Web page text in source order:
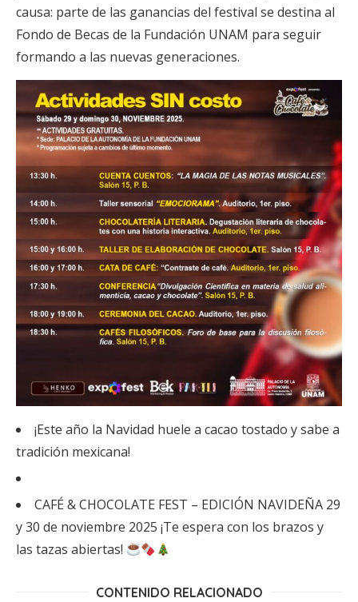
causa: parte de las ganancias del festival se destina al
Fondo de Becas de la Fundación UNAM para seguir
formando a las nuevas generaciones.
¡Este año la Navidad huele a cacao tostado y sabe a
tradición mexicana!
CAFÉ & CHOCOLATE FEST – EDICIÓN NAVIDEÑA 29
y 30 de noviembre 2025 ¡Te espera con los brazos y
las tazas abiertas!
CONTENIDO RELACIONADO